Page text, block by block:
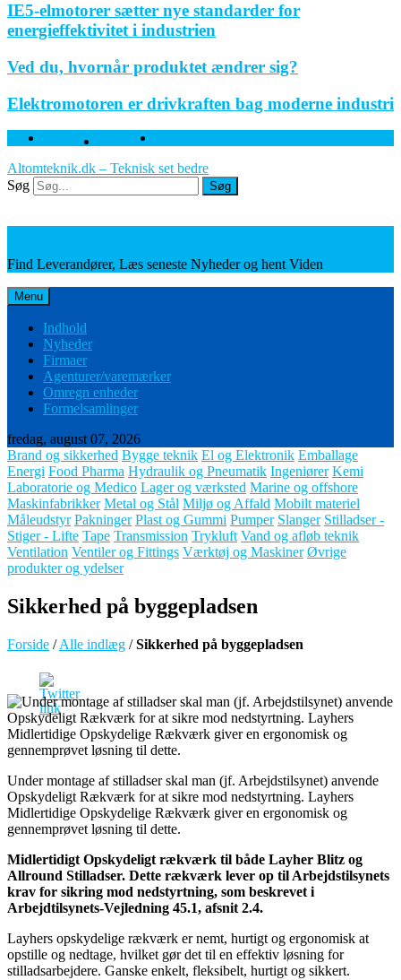
IE5-elmotorer sætter nye standarder for
energieffektivitet i industrien
Ved du, hvornår produktet ændrer sig?
Elektromotoren er drivkraften bag moderne industri
Facebook Twitter
Altomteknik.dk – Teknisk set bedre
Søg
Søg
Find Leverandører, Læs seneste Nyheder og hent Viden
Menu
Indhold
Nyheder
Firmaer
Agenturer/varemærker
Omregn enheder
Formelsamlinger
fredag, august 07, 2026
Brand og sikkerhed Bygge teknik El og Elektronik Emballage
Energi Food Pharma Hydraulik og Pneumatik Ingeniører Kemi
Laboratorie og Medico Lager og værksted Marine og offshore
Maskinfabrikker Metal og Stål Miljø og Affald Mobilt materiel
Måleudstyr Pakninger Plast og Gummi Pumper Slanger Stilladser -
Stiger - Lifte Tape Transmission Trykluft Vand og afløb teknik
Ventilation Ventiler og Fittings Værktøj og Maskiner Øvrige
produkter og ydelser
Sikkerhed på byggepladsen
Forside /Alle indlæg /Sikkerhed på byggepladsen
Under montage af stilladser skal man (jf. Arbejdstilsynet) anvende
Opskydeligt Rækværk for at sikre mod nedstyrtning. Layhers
Midlertidige Opskydelige Rækværk giver en ergonomisk og
gennemprøvet løsning til dette.
Midlertidigt Opskydeligt rækværk til både Layher Blitz og
Allround Stilladser. Dette rækværk lever op til Arbejdstilsynets
krav for sikring mod nedstyrtning, som beskrevet i
Arbejdtilsynets-Vejledning 45.1, afsnit 2.4.
Layhers opskydelige rækværk er nemt, hurtigt og ergonomisk at
opstille og nedtage, hvilket gør det til en effektiv løsning for
stilladsarbejdere. Ganske enkelt, fleksibelt, hurtigt og sikkert.